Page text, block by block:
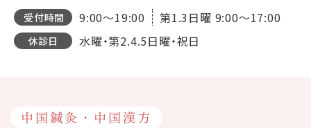
受付時間 9:00～19:00 第1.3日曜 9:00～17:00
休診日 水曜・第2.4.5日曜・祝日
中国鍼灸・中国漢方